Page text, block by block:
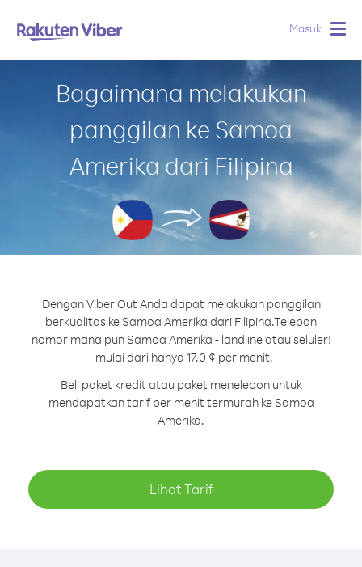
Masuk
Bagaimana melakukan
panggilan ke Samoa
Amerika dari Filipina
Dengan Viber Out Anda dapat melakukan panggilan
berkualitas ke Samoa Amerika dari Filipina.Telepon
nomor mana pun Samoa Amerika - landline atau seluler!
- mulai dari hanya 17.0 ¢ per menit.
Beli paket kredit atau paket menelepon untuk
mendapatkan tarif per menit termurah ke Samoa
Amerika.
Lihat Tarif